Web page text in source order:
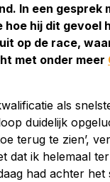
In een gesprek
hij dit gevoel
op de race,
met onder meer
als
duidelijk
terug te zien’,
dat ik helemaal
had achter